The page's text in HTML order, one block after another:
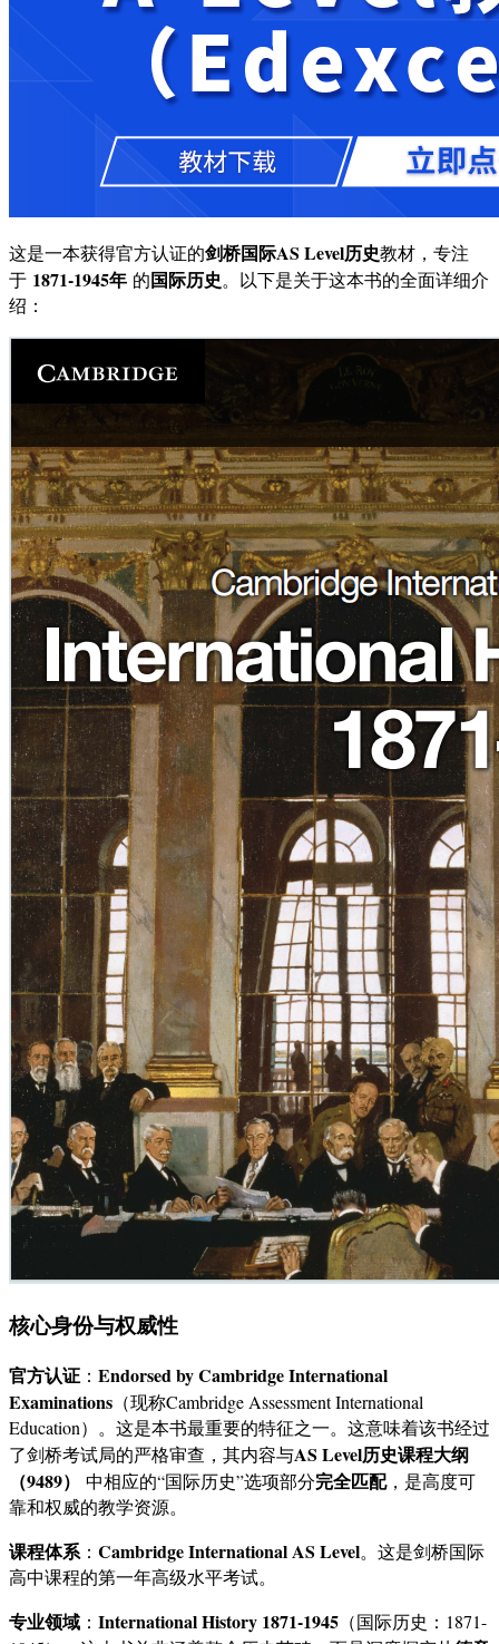
这是一本获得官方认证的剑桥国际AS Level历史教材，专注
于 1871-1945年 的国际历史。以下是关于这本书的全面详细介
绍：
核心身份与权威性
官方认证 ： Endorsed by Cambridge International
Examinations （现称Cambridge Assessment International
Education）。这是本书最重要的特征之一。这意味着该书经过
了剑桥考试局的严格审查，其内容与AS Level历史课程大纲
（9489）
中相应的“国际历史”选项部分完全匹配，是高度可
靠和权威的教学资源。
课程体系 ： Cambridge International AS Level。这是剑桥国际
高中课程的第一年高级水平考试。
专业领域 ： International History 1871-1945 （国际历史：1871-